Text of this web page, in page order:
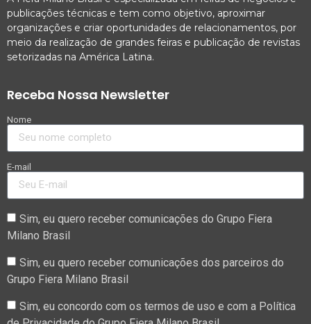
publicações técnicas e tem como objetivo, aproximar
organizações e criar oportunidades de relacionamentos, por
meio da realização de grandes feiras e publicação de revistas
setorizadas na América Latina.
Receba Nossa Newsletter
Nome
E-mail
Sim, eu quero receber comunicações do Grupo Fiera
Milano Brasil
Sim, eu quero receber comunicações dos parceiros do
Grupo Fiera Milano Brasil
Sim, eu concordo com os termos de uso e com a Política